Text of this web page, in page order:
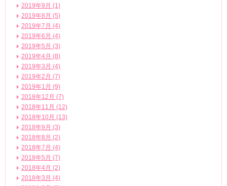
2019年9月 (1)
2019年8月 (5)
2019年7月 (4)
2019年6月 (4)
2019年5月 (3)
2019年4月 (8)
2019年3月 (4)
2019年2月 (7)
2019年1月 (9)
2018年12月 (7)
2018年11月 (12)
2018年10月 (13)
2018年9月 (3)
2018年8月 (2)
2018年7月 (4)
2018年5月 (7)
2018年4月 (2)
2018年3月 (4)